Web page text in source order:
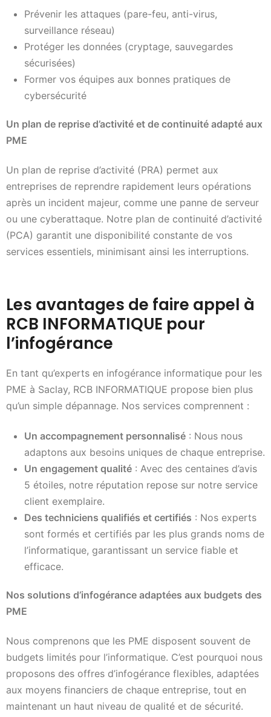
Prévenir les attaques (pare-feu, anti-virus,
surveillance réseau)
Protéger les données (cryptage, sauvegardes
sécurisées)
Former vos équipes aux bonnes pratiques de
cybersécurité
Un plan de reprise d’activité et de continuité adapté aux
PME
Un plan de reprise d’activité (PRA) permet aux
entreprises de reprendre rapidement leurs opérations
après un incident majeur, comme une panne de serveur
ou une cyberattaque. Notre plan de continuité d’activité
(PCA) garantit une disponibilité constante de vos
services essentiels, minimisant ainsi les interruptions.
Les avantages de faire appel à
RCB INFORMATIQUE pour
l’infogérance
En tant qu’experts en infogérance informatique pour les
PME à Saclay, RCB INFORMATIQUE propose bien plus
qu’un simple dépannage. Nos services comprennent :
Un accompagnement personnalisé : Nous nous
adaptons aux besoins uniques de chaque entreprise.
Un engagement qualité : Avec des centaines d’avis
5 étoiles, notre réputation repose sur notre service
client exemplaire.
Des techniciens qualifiés et certifiés : Nos experts
sont formés et certifiés par les plus grands noms de
l’informatique, garantissant un service fiable et
efficace.
Nos solutions d’infogérance adaptées aux budgets des
PME
Nous comprenons que les PME disposent souvent de
budgets limités pour l’informatique. C’est pourquoi nous
proposons des offres d’infogérance flexibles, adaptées
aux moyens financiers de chaque entreprise, tout en
maintenant un haut niveau de qualité et de sécurité.